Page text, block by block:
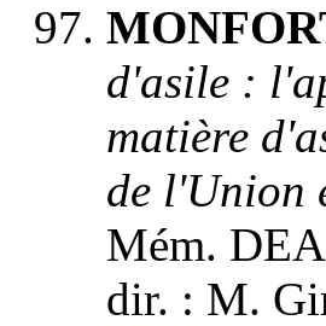
d'asile :
matière
de l'Union
Mém.
dir. : M.